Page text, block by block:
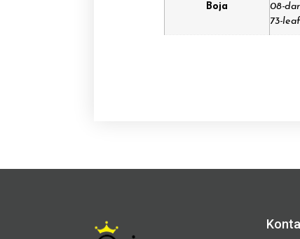
Boja
08-
73-